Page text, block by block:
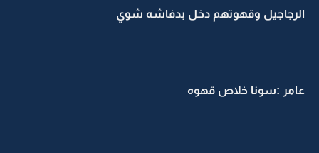
الرجاجيل وقهوتهم دخل بدفاشه شوي
عامر :سونا خلاص قهوه